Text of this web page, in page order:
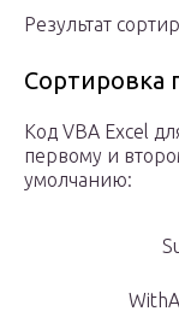
Результат
Сортировка
Код VBA Excel
первому и
умолчанию: